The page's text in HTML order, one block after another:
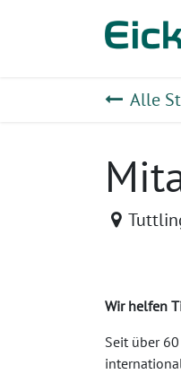
Alle
Wir helfen
Seit über